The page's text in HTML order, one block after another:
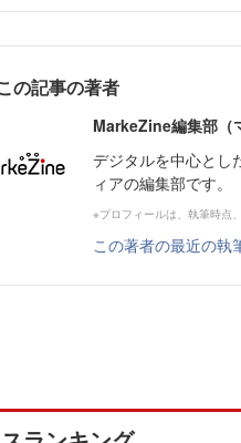
の記事の著者
MarkeZine編集部（
デジタルを中心とし
ィアの編集部です。
※プロフィールは、執筆時点
この著者の最近の執